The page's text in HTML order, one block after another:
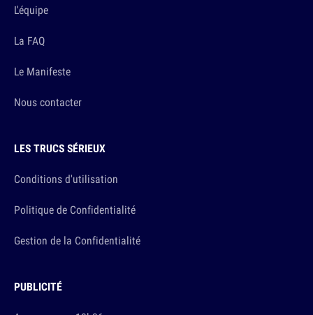
L'équipe
La FAQ
Le Manifeste
Nous contacter
LES TRUCS SÉRIEUX
Conditions d'utilisation
Politique de Confidentialité
Gestion de la Confidentialité
PUBLICITÉ